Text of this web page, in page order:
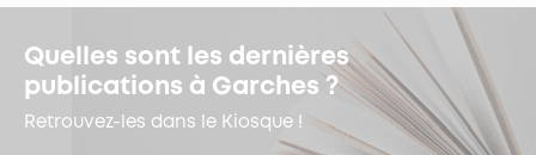
Quelles sont les dernières
publications à Garches ?
Retrouvez-les dans le Kiosque !